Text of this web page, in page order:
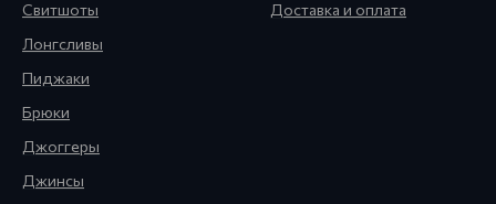
Свитшоты
Лонгсливы
Пиджаки
Брюки
Джоггеры
Джинсы
Доставка и оплата